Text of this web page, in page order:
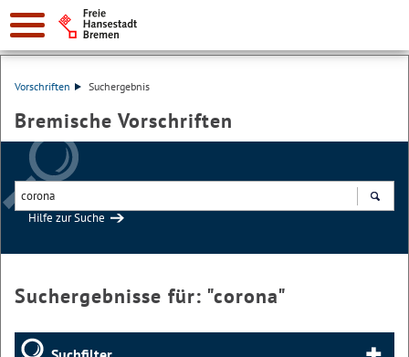
Vorschriften Suchergebnis
Bremische Vorschriften
Hilfe zur Suche
Suchergebnisse für: "corona"